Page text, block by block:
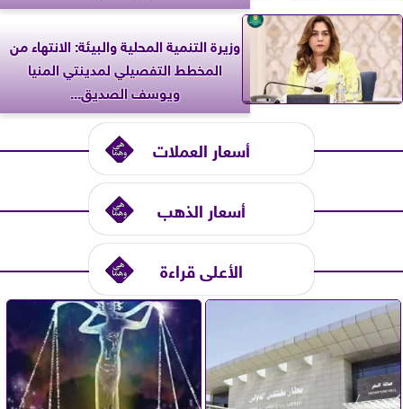
وزيرة التنمية المحلية والبيئة: الانتهاء من
المخطط التفصيلي لمدينتي المنيا
ويوسف الصديق...
أسعار العملات
أسعار الذهب
الأعلى قراءة